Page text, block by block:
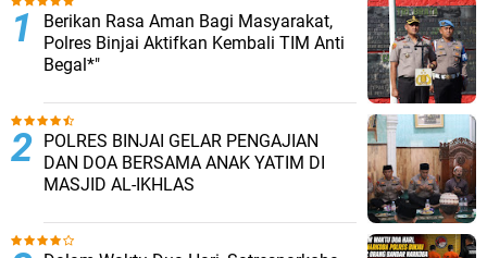
Berikan Rasa Aman Bagi Masyarakat,
Polres Binjai Aktifkan Kembali TIM Anti
Begal*"
POLRES BINJAI GELAR PENGAJIAN
DAN DOA BERSAMA ANAK YATIM DI
MASJID AL-IKHLAS